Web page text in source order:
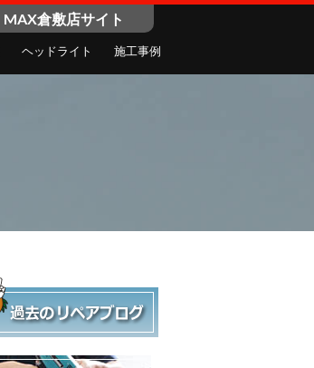
MAX倉敷店サイト
ヘッドライト 施工事例